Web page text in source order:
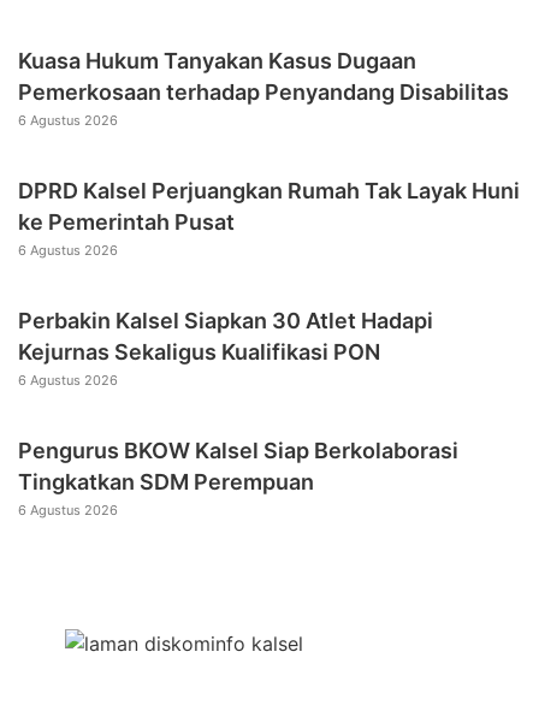
Kuasa Hukum Tanyakan Kasus Dugaan
Pemerkosaan terhadap Penyandang Disabilitas
6 Agustus 2026
DPRD Kalsel Perjuangkan Rumah Tak Layak Huni
ke Pemerintah Pusat
6 Agustus 2026
Perbakin Kalsel Siapkan 30 Atlet Hadapi
Kejurnas Sekaligus Kualifikasi PON
6 Agustus 2026
Pengurus BKOW Kalsel Siap Berkolaborasi
Tingkatkan SDM Perempuan
6 Agustus 2026